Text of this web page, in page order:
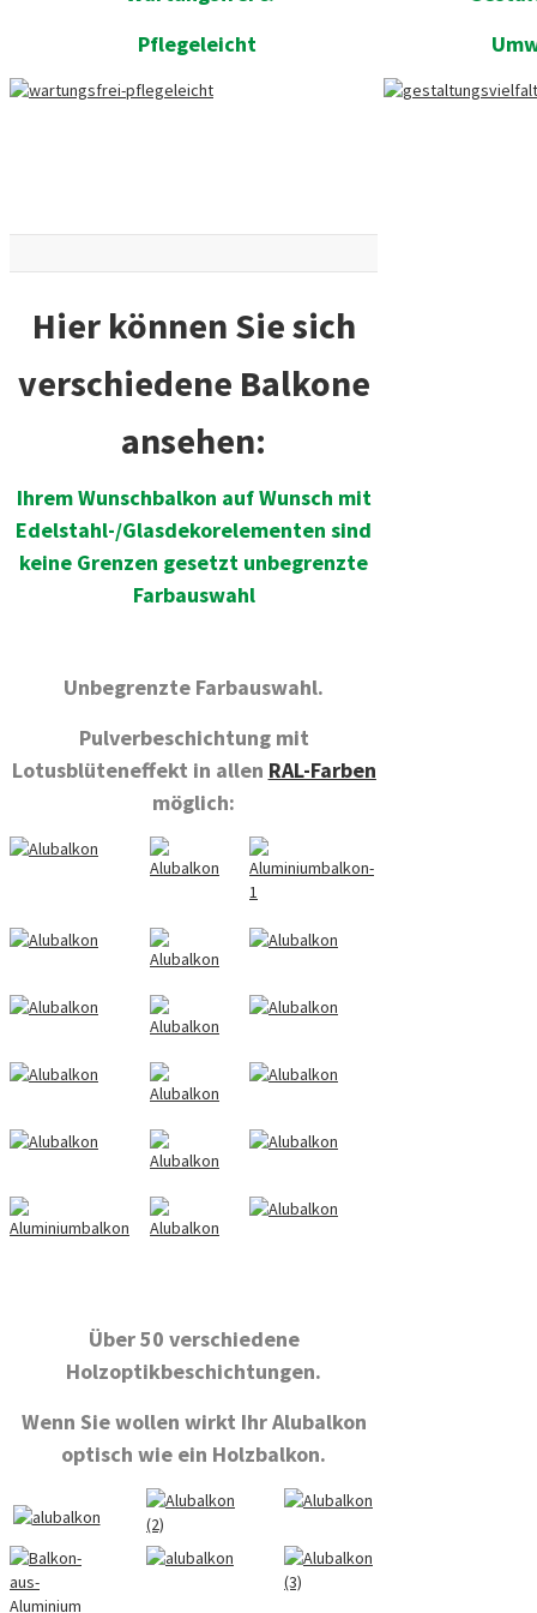
Pflegeleicht
Hier können Sie sich
verschiedene Balkone
ansehen:
Ihrem Wunschbalkon auf Wunsch mit
Edelstahl-/Glasdekorelementen sind
keine Grenzen gesetzt unbegrenzte
Farbauswahl
Unbegrenzte Farbauswahl.
Pulverbeschichtung mit
Lotusblüteneffekt in allen RAL-Farben
möglich:
Über 50 verschiedene
Holzoptikbeschichtungen.
Wenn Sie wollen wirkt Ihr Alubalkon
optisch wie ein Holzbalkon.